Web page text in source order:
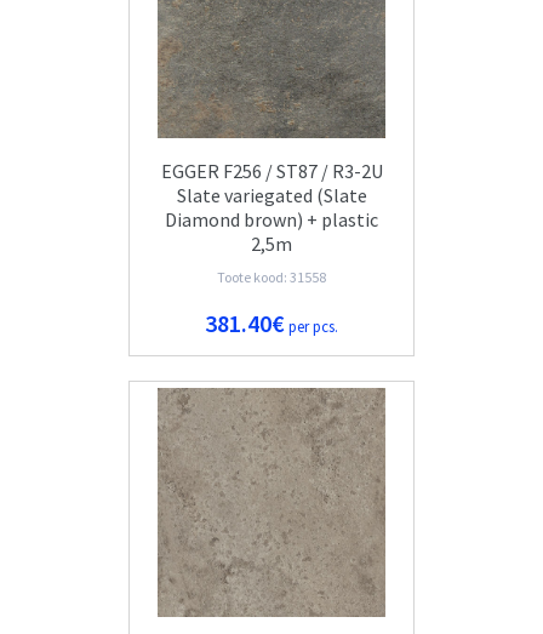
EGGER F256 / ST87 / R3-2U
Slate variegated (Slate
Diamond brown) + plastic
2,5m
Toote kood: 31558
381.40€per pcs.